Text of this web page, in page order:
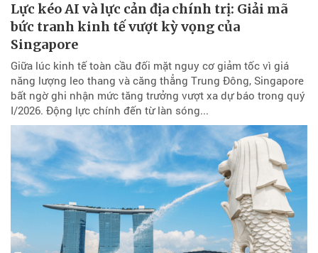
Lực kéo AI và lực cản địa chính trị: Giải mã
bức tranh kinh tế vượt kỳ vọng của
Singapore
Giữa lúc kinh tế toàn cầu đối mặt nguy cơ giảm tốc vì giá
năng lượng leo thang và căng thẳng Trung Đông, Singapore
bất ngờ ghi nhận mức tăng trưởng vượt xa dự báo trong quý
I/2026. Động lực chính đến từ làn sóng...